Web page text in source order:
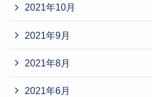
2021年10月
2021年9月
2021年8月
2021年6月